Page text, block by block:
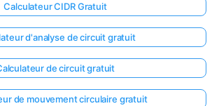
Calculateur CIDR Gratuit
d'analyse de circuit gratuit
de circuit gratuit
de mouvement circulaire gratuit